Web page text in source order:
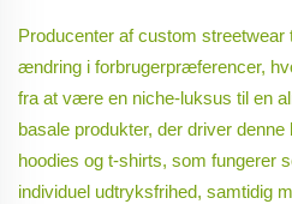
Producenter af custom
ændring i forbrugerpræferencer,
fra at være en niche-luksus til en
basale produkter, der driver
hoodies og t-shirts, som fungerer
individuel udtryksfrihed, samtidig